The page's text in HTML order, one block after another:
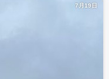
7月19日